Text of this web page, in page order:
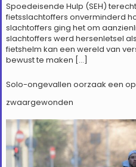
Spoedeisende Hulp (SEH)
fietsslachtoffers onverminderd
slachtoffers ging het om
slachtoffers werd hersenletsel
fietshelm kan een wereld van
bewust te maken […]
Solo-ongevallen oorzaak een
zwaargewonden